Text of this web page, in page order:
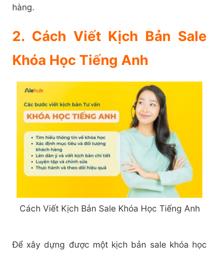
hàng.
2. Cách Viết Kịch Bản Sale
Khóa Học Tiếng Anh
Cách Viết Kịch Bản Sale Khóa Học Tiếng Anh
Để xây dựng được một kịch bản sale khóa học